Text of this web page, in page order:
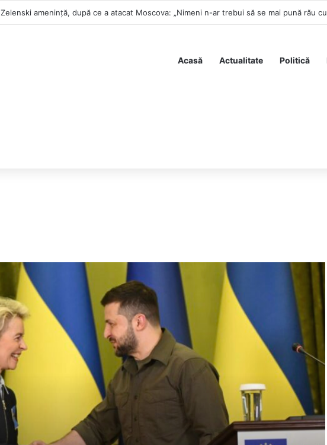
Dan Dungaciu atrage atenția – Nicușor Dan a semnat la summitul B9 că România susține
Acasă Actualitate Politică